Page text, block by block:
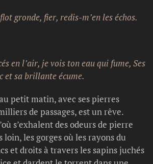
gronde, fier, redis-m’en les échos.
en l’air, je vois ton eau qui fume, Ses
et sa brillante écume.
petit matin, avec ses pierres
de passages, est un rêve.
s’exhalent des odeurs de pierre
les gorges où les rayons du
et droits à travers les sapins juchés